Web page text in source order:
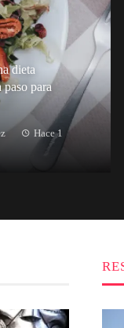
dieta
paso para
Hace 1